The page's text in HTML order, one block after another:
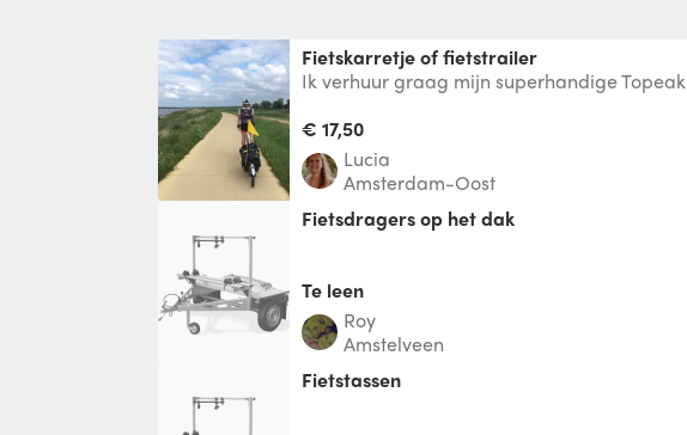
Fietskarretje of fietstrailer
Ik verhuur graag mijn superhandige Topeak
kamperen. Je
€ 17,50
Lucia
Amsterdam-Oost
fietsdragers op het dak
Te leen
Roy
Amstelveen
fietstassen